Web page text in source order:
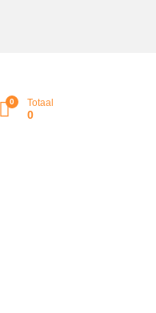
0 Totaal
0